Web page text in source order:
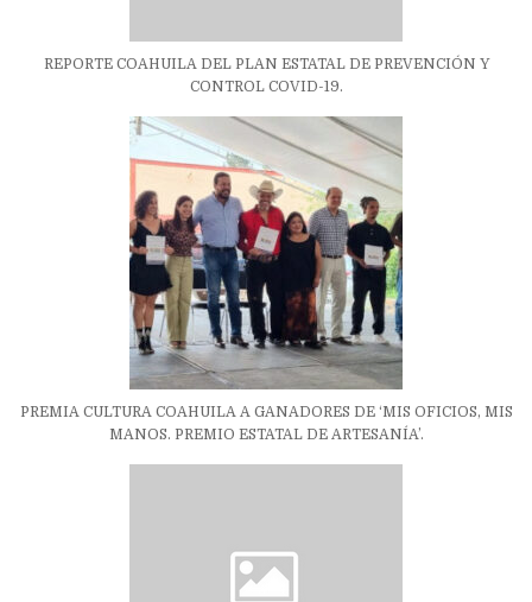
REPORTE COAHUILA DEL PLAN ESTATAL DE PREVENCIÓN Y
CONTROL COVID-19.
PREMIA CULTURA COAHUILA A GANADORES DE ‘MIS OFICIOS, MIS
MANOS. PREMIO ESTATAL DE ARTESANÍA’.